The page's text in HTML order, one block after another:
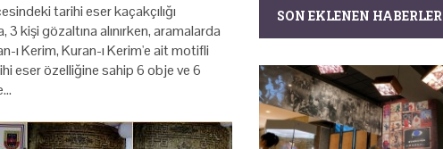
tarihi eser kaçakçılığı
kişi gözaltına alınırken, aramalarda
ı Kerim, Kuran-ı Kerim'e ait motifli
eser özelliğine sahip 6 obje ve 6
SON EKLENEN HABERLER